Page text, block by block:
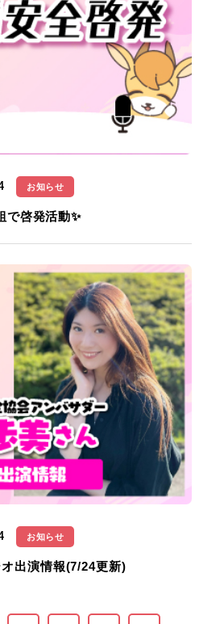
お知らせ
で啓発活動✨
お知らせ
出演情報(7/24更新)